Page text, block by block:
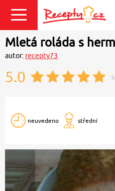
Přihlásit se
Mletá roláda s
autor: recepty73
5.0
neuvedeno střední